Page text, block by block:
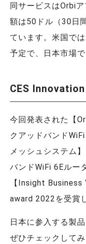
同サービスはOrbi
額は50ドル（30日
ています。米国で
予定で、日本市場
CES
今回発表された【
クアッドバンド
メッシュシステム
バンドWiFi 6Eルー
【Insight
award 2022を受賞
日本に参入する製
ぜひチェックして